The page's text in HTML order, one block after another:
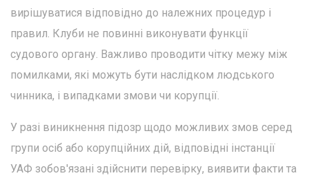
вирішуватися відповідно до належних процедур і
правил. Клуби не повинні виконувати функції
судового органу. Важливо проводити чітку межу між
помилками, які можуть бути наслідком людського
чинника, і випадками змови чи корупції.
У разі виникнення підозр щодо можливих змов серед
групи осіб або корупційних дій, відповідні інстанції
УАФ зобов'язані здійснити перевірку, виявити факти та